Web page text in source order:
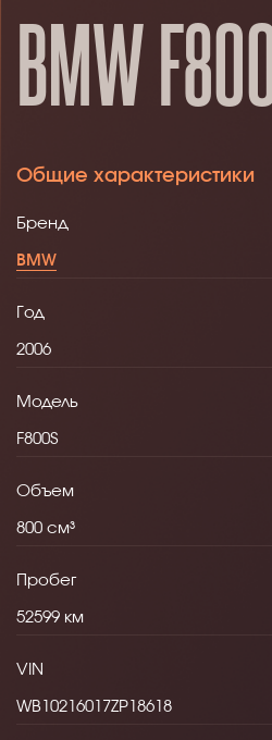
BMW
Общие характеристики
Бренд
BMW
Год
2006
Модель
F800S
Объем
800
Пробег
52599
VIN
WB10216017ZP18618